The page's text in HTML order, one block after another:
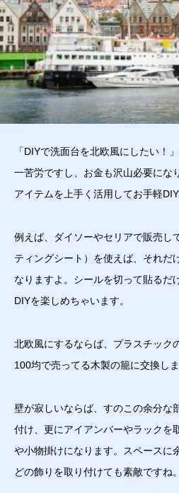
「DIYで洗面台を北欧風にしたい！
一苦労ですし、お金も沢山必要にな
アイテムを上手く活用してお手軽
例えば、ダイソーやセリアで販売し
ティングシート）を使えば、それだ
なりますよ。シールを切って貼るだ
DIYを楽しめちゃいます。
北欧風にするならば、プラスチック
100均で売ってる木製の籠に交換しま
壁が寂しいならば、すのこの余分な
付け、更にアイアンバーやラックを
や小物掛けになります。スペースに
どの飾りを取り付けても素敵ですね。